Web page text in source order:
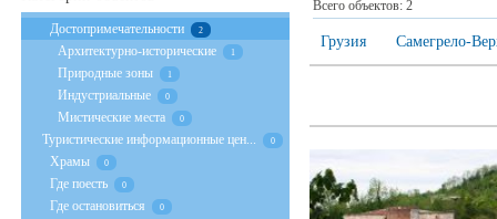
Всего объектов: 2
Грузия Самегрело-
Достопримечательности 2
Архитектурно-исторические 1
Природные зоны 1
Индустриальные 0
Мистические места 0
Туристические информационные цен... 0
Храмы 0
Где поесть 0
Где остановиться 0